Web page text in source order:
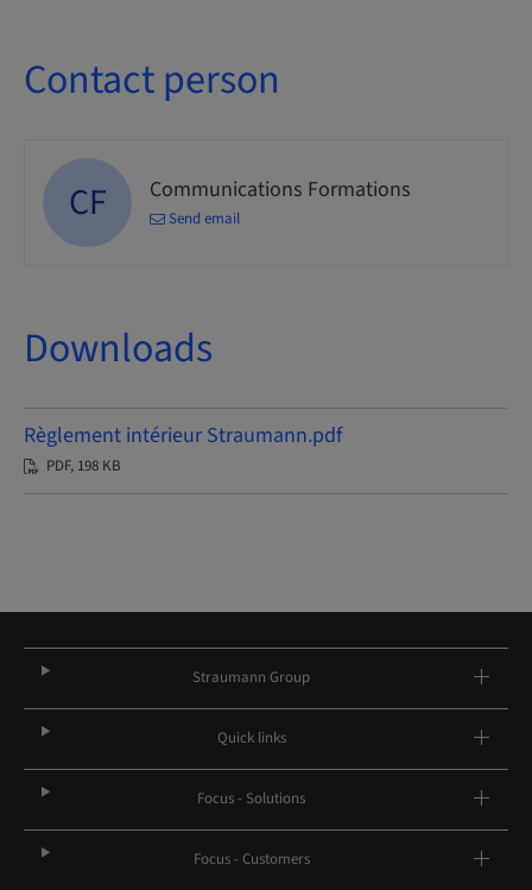
Contact person
CF Communications Formations
Send email
Downloads
Règlement intérieur Straumann.pdf
PDF, 198 KB
Straumann Group
Quick links
Focus - Solutions
Focus - Customers